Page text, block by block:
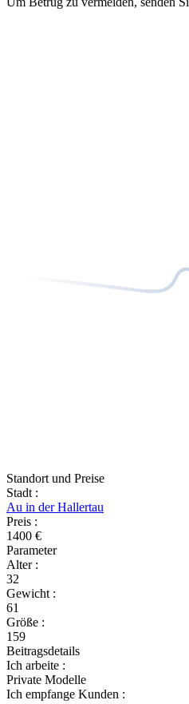
Standort und Preise
Stadt :
Au in der Hallertau
Preis :
1400 €
Parameter
Alter :
32
Gewicht :
61
Größe :
159
Beitragsdetails
Ich arbeite :
Private Modelle
Ich empfange Kunden :